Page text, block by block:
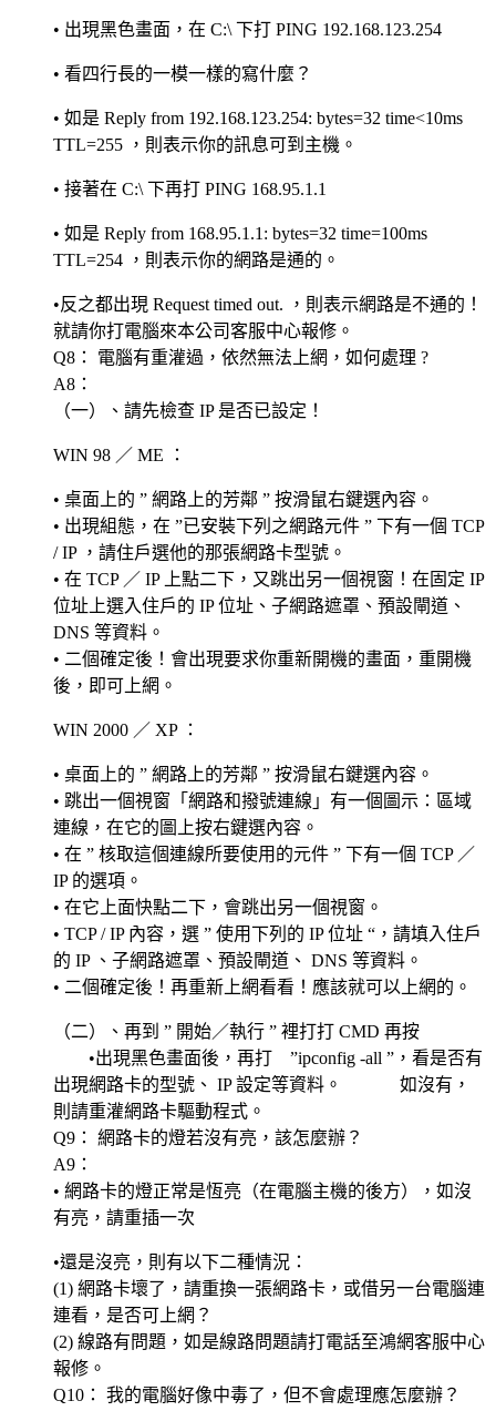
• 出現黑色畫面，在 C:\ 下打 PING 192.168.123.254
• 看四行長的一模一樣的寫什麼？
• 如是 Reply from 192.168.123.254: bytes=32 time<10ms
TTL=255 ，則表示你的訊息可到主機。
• 接著在 C:\ 下再打 PING 168.95.1.1
• 如是 Reply from 168.95.1.1: bytes=32 time=100ms
TTL=254 ，則表示你的網路是通的。
•反之都出現 Request timed out. ，則表示網路是不通的！
就請你打電腦來本公司客服中心報修。
Q8： 電腦有重灌過，依然無法上網，如何處理 ?
A8：
（一）、請先檢查 IP 是否已設定！
WIN 98 ／ ME ：
• 桌面上的 ” 網路上的芳鄰 ” 按滑鼠右鍵選內容。
• 出現組態，在 ”已安裝下列之網路元件 ” 下有一個 TCP
/ IP ，請住戶選他的那張網路卡型號。
• 在 TCP ／ IP 上點二下，又跳出另一個視窗！在固定 IP
位址上選入住戶的 IP 位址、子網路遮罩、預設閘道、
DNS 等資料。
• 二個確定後！會出現要求你重新開機的畫面，重開機
後，即可上網。
WIN 2000 ／ XP ：
• 桌面上的 ” 網路上的芳鄰 ” 按滑鼠右鍵選內容。
• 跳出一個視窗「網路和撥號連線」有一個圖示：區域
連線，在它的圖上按右鍵選內容。
• 在 ” 核取這個連線所要使用的元件 ” 下有一個 TCP ／
IP 的選項。
• 在它上面快點二下，會跳出另一個視窗。
• TCP / IP 內容，選 ” 使用下列的 IP 位址 “，請填入住戶
的 IP 、子網路遮罩、預設閘道、 DNS 等資料。
• 二個確定後！再重新上網看看！應該就可以上網的。
（二）、再到 ” 開始／執行 ” 裡打打 CMD 再按
•出現黑色畫面後，再打 ”ipconfig -all ”，看是否有
出現網路卡的型號、 IP 設定等資料。 如沒有，
則請重灌網路卡驅動程式。
Q9： 網路卡的燈若沒有亮，該怎麼辦？
A9：
• 網路卡的燈正常是恆亮（在電腦主機的後方），如沒
有亮，請重插一次
•還是沒亮，則有以下二種情況：
(1) 網路卡壞了，請重換一張網路卡，或借另一台電腦連
連看，是否可上網？
(2) 線路有問題，如是線路問題請打電話至鴻網客服中心
報修。
Q10： 我的電腦好像中毒了，但不會處理應怎麼辦？